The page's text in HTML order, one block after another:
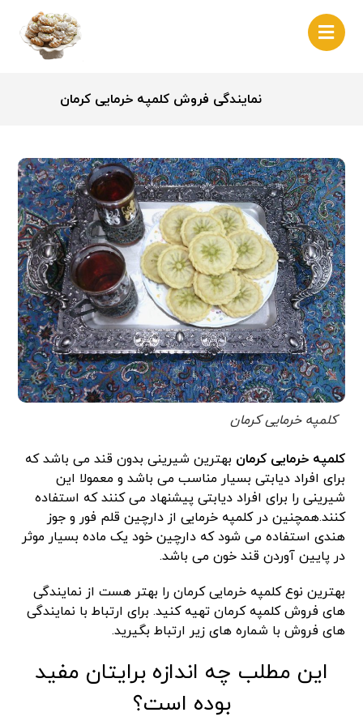
نمایندگی فروش کلمپه خرمایی کرمان
کلمپه خرمایی کرمان
کلمپه خرمایی کرمان بهترین شیرینی بدون قند می باشد که
برای افراد دیابتی بسیار مناسب می باشد و معمولا این
شیرینی را برای افراد دیابتی پیشنهاد می کنند که استفاده
کنند.همچنین در کلمپه خرمایی از دارچین قلم فور و جوز
هندی استفاده می شود که دارچین خود یک ماده بسیار موثر
در پایین آوردن قند خون می باشد.
بهترین نوع کلمپه خرمایی کرمان را بهتر هست از نمایندگی
های فروش کلمپه کرمان تهیه کنید. برای ارتباط با نمایندگی
های فروش با شماره های زیر ارتباط بگیرید.
این مطلب چه اندازه برایتان مفید
بوده است؟